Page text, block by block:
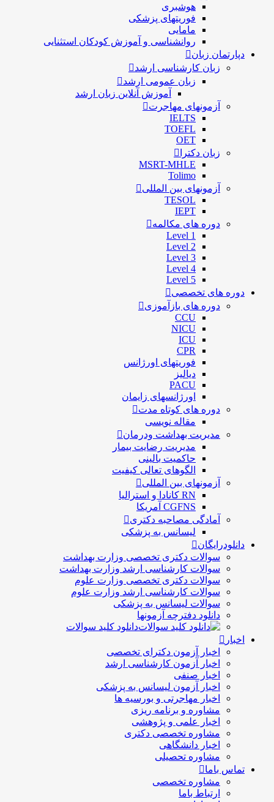
هوشبری
فوریتهای پزشکی
مامایی
روانشناسی و آموزش کودکان استثنایی
دپارتمان زبان
زبان کارشناسی ارشد
زبان عمومی ارشد
آموزش آنلاین زبان ارشد
آزمونهای مهاجرت
IELTS
TOEFL
OET
زبان دکترا
MSRT-MHLE
Tolimo
آزمونهای بین المللی
TESOL
IEPT
دوره های مکالمه
Level 1
Level 2
Level 3
Level 4
Level 5
دوره های تخصصی
دوره های بازآموزی
CCU
NICU
ICU
CPR
فوریتهای اورژانس
دیالیز
PACU
اورژانسهای زایمان
دوره های کوتاه مدت
مقاله نویسی
مدیریت بهداشت ودرمان
مديريت رضايت بيمار
حاكميت بالينی
الگوهای تعالی کيفيت
آزمونهای بین المللی
RN کانادا و استرالیا
CGFNS آمریکا
آمادگی مصاحبه دکتری
لیسانس به پزشکی
دانلودرایگان
سوالات دکتری تخصصی وزارت بهداشت
سوالات کارشناسی ارشد وزارت بهداشت
سوالات دکتری تخصصی وزارت علوم
سوالات کارشناسی ارشد وزارت علوم
سوالات لیسانس به پزشکی
دانلود دفترچه آزمونها
دانلود کلید سوالات
اخبار
اخبار آزمون دکترای تخصصی
اخبار آزمون کارشناسی ارشد
اخبار صنفی
اخبار آزمون لیسانس به پزشکی
اخبار مهاجرتی و بورسیه ها
مشاوره و برنامه ریزی
اخبار علمی و پژوهشی
مشاوره تخصصی دکتری
اخبار دانشگاهی
مشاوره تحصیلی
تماس باما
مشاوره تخصصی
ارتباط باما